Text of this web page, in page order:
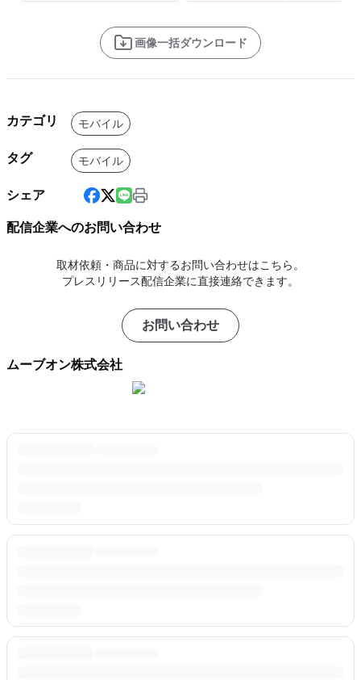
画像一括ダウンロード
カテゴリ モバイル
タグ モバイル
シェア
配信企業へのお問い合わせ
取材依頼・商品に対するお問い合わせはこちら。
プレスリリース配信企業に直接連絡できます。
お問い合わせ
ムーブオン株式会社